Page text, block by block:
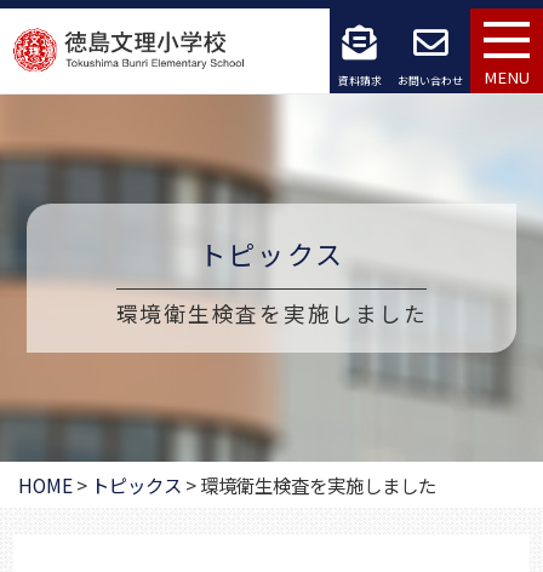
コ
ン
ン
ッ
資料請求 お問い合わせ MENU
トピックス
環境衛生検査を実施しました
HOME> トピックス >環境衛生検査を実施しました